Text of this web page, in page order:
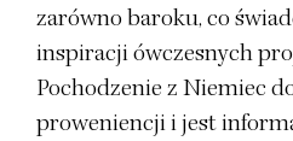
zarówno baroku, co
inspiracji ówczesnych
Pochodzenie z Niemiec
proweniencji i jest